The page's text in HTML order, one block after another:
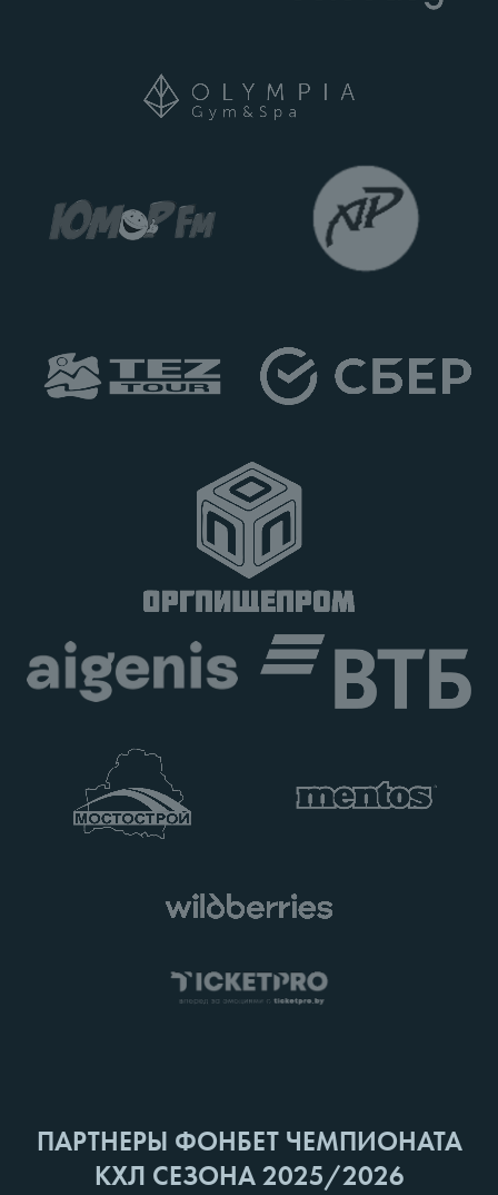
ПАРТНЕРЫ ФОНБЕТ ЧЕМПИОНАТА
КХЛ СЕЗОНА 2025/2026